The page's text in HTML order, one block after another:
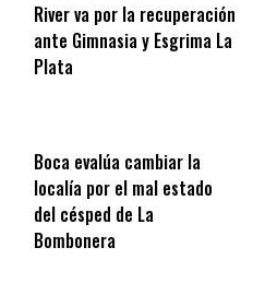
River va por la recuperación
ante Gimnasia y Esgrima La
Plata
Boca evalúa cambiar la
localía por el mal estado
del césped de La
Bombonera